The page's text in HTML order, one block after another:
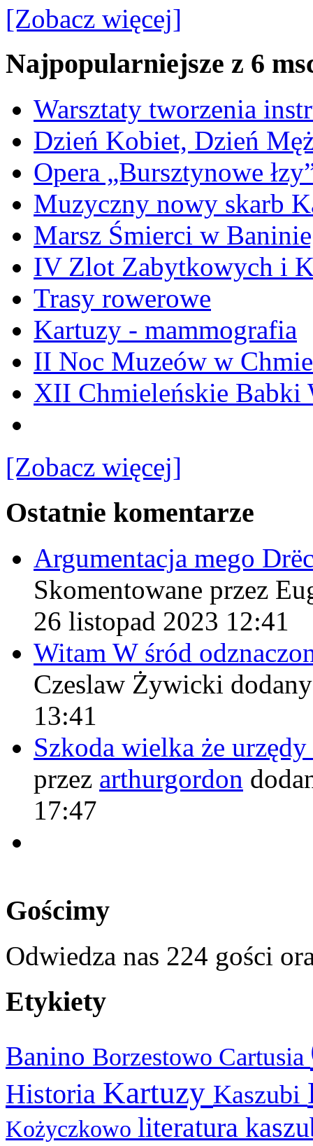
[Zobacz więcej]
Najpopularniejsze z 6
Warsztaty tworzenia
Dzień Kobiet, Dzień
Opera „Bursztynowe
Muzyczny nowy skarb
Marsz Śmierci w
IV Zlot Zabytkowych i
Trasy rowerowe
Kartuzy - mammografia
II Noc Muzeów w
XII Chmieleńskie Babki
[Zobacz więcej]
Ostatnie komentarze
Argumentacja mego
Skomentowane przez
26 listopad 2023 12:41
Witam W śród
Czeslaw Żywicki
13:41
Szkoda wielka że
przez arthurgordon
17:47
Gościmy
Odwiedza nas 224 gości
Etykiety
Banino Borzestowo Cartusia
Historia Kartuzy Kaszubi
Kożyczkowo literatura